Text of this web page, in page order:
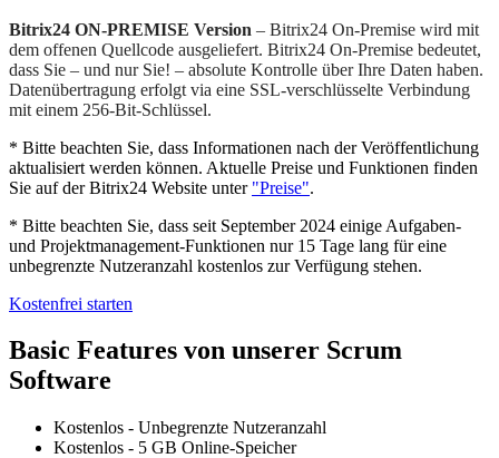
Bitrix24 ON-PREMISE Version – Bitrix24 On-Premise wird mit
dem offenen Quellcode ausgeliefert. Bitrix24 On-Premise bedeutet,
dass Sie – und nur Sie! – absolute Kontrolle über Ihre Daten haben.
Datenübertragung erfolgt via eine SSL-verschlüsselte Verbindung
mit einem 256-Bit-Schlüssel.
* Bitte beachten Sie, dass Informationen nach der Veröffentlichung
aktualisiert werden können. Aktuelle Preise und Funktionen finden
Sie auf der Bitrix24 Website unter "Preise".
* Bitte beachten Sie, dass seit September 2024 einige Aufgaben-
und Projektmanagement-Funktionen nur 15 Tage lang für eine
unbegrenzte Nutzeranzahl kostenlos zur Verfügung stehen.
Kostenfrei starten
Basic Features von unserer Scrum
Software
Kostenlos - Unbegrenzte Nutzeranzahl
Kostenlos - 5 GB Online-Speicher